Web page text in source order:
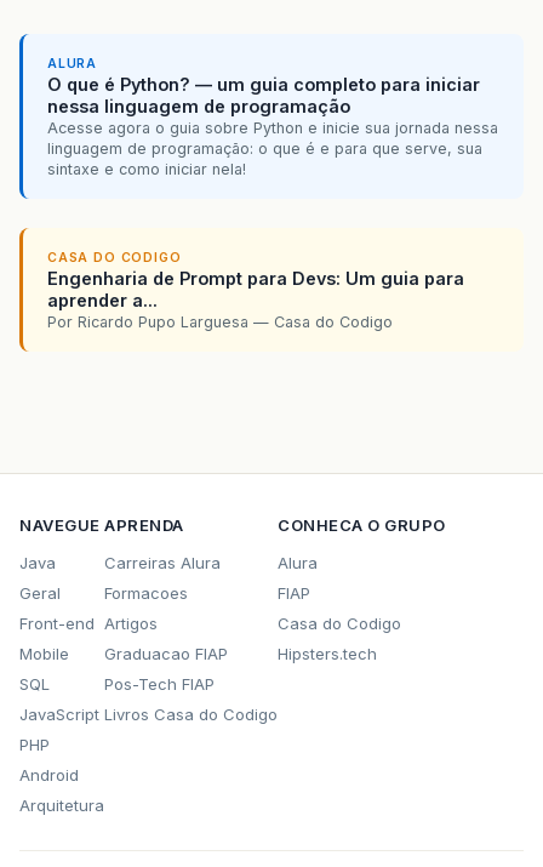
ALURA
O que é Python? — um guia completo para iniciar
nessa linguagem de programação
Acesse agora o guia sobre Python e inicie sua jornada nessa
linguagem de programação: o que é e para que serve, sua
sintaxe e como iniciar nela!
CASA DO CODIGO
Engenharia de Prompt para Devs: Um guia para
aprender a...
Por Ricardo Pupo Larguesa — Casa do Codigo
NAVEGUE
Java
Geral
Front-end
Mobile
SQL
JavaScript
PHP
Android
Arquitetura
APRENDA
Carreiras Alura
Formacoes
Artigos
Graduacao FIAP
Pos-Tech FIAP
Livros Casa do Codigo
CONHECA O GRUPO
Alura
FIAP
Casa do Codigo
Hipsters.tech